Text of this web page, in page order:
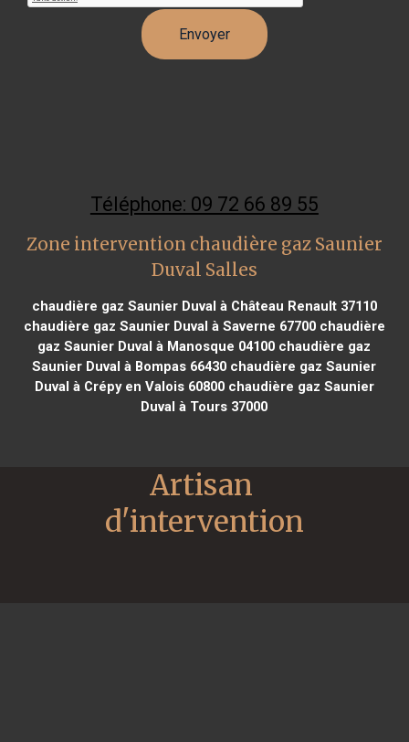
Téléphone: 09 72 66 89 55
Zone intervention chaudière gaz Saunier
Duval Salles
chaudière gaz Saunier Duval à Château Renault 37110
chaudière gaz Saunier Duval à Saverne 67700chaudière
gaz Saunier Duval à Manosque 04100 chaudière gaz
Saunier Duval à Bompas 66430 chaudière gaz Saunier
Duval à Crépy en Valois 60800chaudière gaz Saunier
Duval à Tours 37000
Artisan
d'intervention